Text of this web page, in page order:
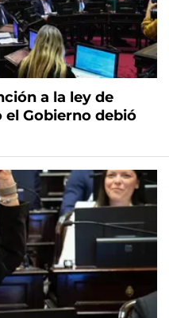
a la ley de
Gobierno debió